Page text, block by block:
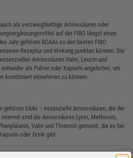
als verzweigtkettige Aminosäuren oder
auf der FIBO längst einen
Jahr gehören BCAAs zu den besten FIBO
Rezeptur und Wirkung punkten können. Die
Aminosäuren Valin, Leucin und
als Pulver oder Kapseln angeboten, um
kombiniert einnehmen zu können.
gehören EAAs – essenzielle Aminosäuren, die der
sind die Aminosäuren Lysin, Methionin,
Valin und Threonin gemeint, die es bei
oder Drink gibt.